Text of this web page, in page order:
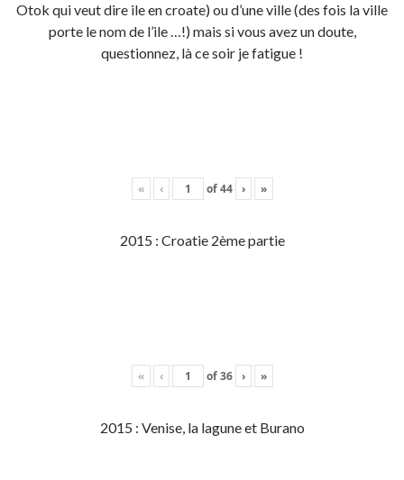
Otok qui veut dire ile en croate) ou d’une ville (des fois la ville
porte le nom de l’ile …!) mais si vous avez un doute,
questionnez, là ce soir je fatigue !
« ‹ of44 › »
2015 : Croatie 2ème partie
« ‹ of36 › »
2015 : Venise, la lagune et Burano